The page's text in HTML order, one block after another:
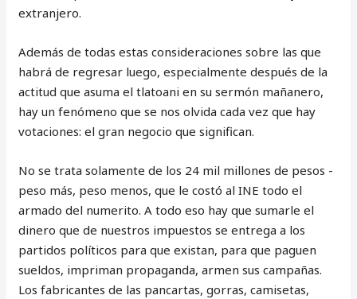
extranjero.
Además de todas estas consideraciones sobre las que
habrá de regresar luego, especialmente después de la
actitud que asuma el tlatoani en su sermón mañanero,
hay un fenómeno que se nos olvida cada vez que hay
votaciones: el gran negocio que significan.
No se trata solamente de los 24 mil millones de pesos -
peso más, peso menos, que le costó al INE todo el
armado del numerito. A todo eso hay que sumarle el
dinero que de nuestros impuestos se entrega a los
partidos políticos para que existan, para que paguen
sueldos, impriman propaganda, armen sus campañas.
Los fabricantes de las pancartas, gorras, camisetas,